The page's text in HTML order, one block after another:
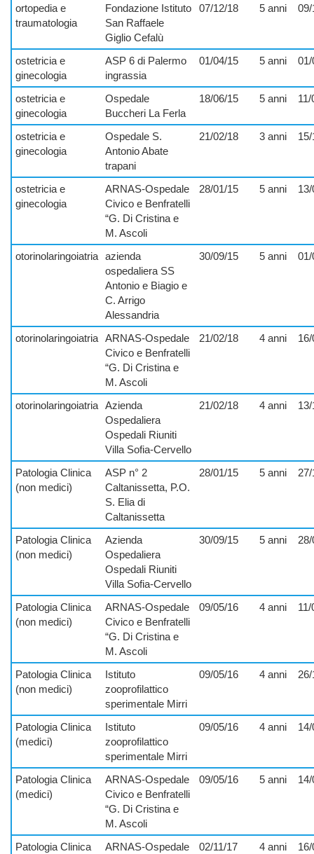
ortopedia e
traumatologia
Fondazione Istituto
San Raffaele
Giglio Cefalù
07/12/18 5 anni 09/
ostetricia e
ginecologia
ASP 6 di Palermo
ingrassia
01/04/15 5 anni 01/
ostetricia e
ginecologia
Ospedale
Buccheri La Ferla
18/06/15 5 anni
ostetricia e
ginecologia
Ospedale S.
Antonio Abate
trapani
21/02/18 3 anni
ostetricia e
ginecologia
ARNAS-Ospedale
Civico e Benfratelli
“G. Di Cristina e
M. Ascoli
28/01/15 5 anni
otorinolaringoiatria azienda
ospedaliera SS
Antonio e Biagio e
C. Arrigo
Alessandria
30/09/15 5 anni 01/
otorinolaringoiatria ARNAS-Ospedale
Civico e Benfratelli
“G. Di Cristina e
M. Ascoli
21/02/18 4 anni
otorinolaringoiatria Azienda
Ospedaliera
Ospedali Riuniti
Villa Sofia-Cervello
21/02/18 4 anni
Patologia Clinica
(non medici)
ASP n° 2
Caltanissetta, P.O.
S. Elia di
Caltanissetta
28/01/15 5 anni 27/
Patologia Clinica
(non medici)
Azienda
Ospedaliera
Ospedali Riuniti
Villa Sofia-Cervello
30/09/15 5 anni 28/
Patologia Clinica
(non medici)
ARNAS-Ospedale
Civico e Benfratelli
“G. Di Cristina e
M. Ascoli
09/05/16 4 anni
Patologia Clinica
(non medici)
Istituto
zooprofilattico
sperimentale Mirri
09/05/16 4 anni 26/
Patologia Clinica
(medici)
Istituto
zooprofilattico
sperimentale Mirri
09/05/16 4 anni
Patologia Clinica
(medici)
ARNAS-Ospedale
Civico e Benfratelli
“G. Di Cristina e
M. Ascoli
09/05/16 5 anni
Patologia Clinica
ARNAS-Ospedale
02/11/17 4 anni